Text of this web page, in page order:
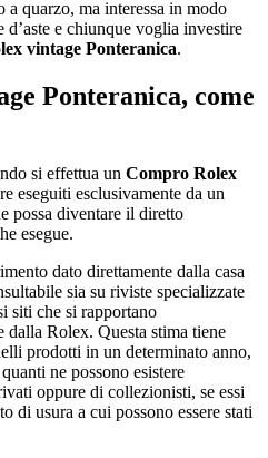
quarzo, ma interessa in modo
e chiunque voglia investire
vintage Ponteranica.
Ponteranica, come
si effettua un Compro Rolex
eseguiti esclusivamente da un
possa diventare il diretto
esegue.
dato direttamente dalla casa
sia su riviste specializzate
siti che si rapportano
dalla Rolex. Questa stima tiene
prodotti in un determinato anno,
ne possono esistere
oppure di collezionisti, se essi
di usura a cui possono essere stati